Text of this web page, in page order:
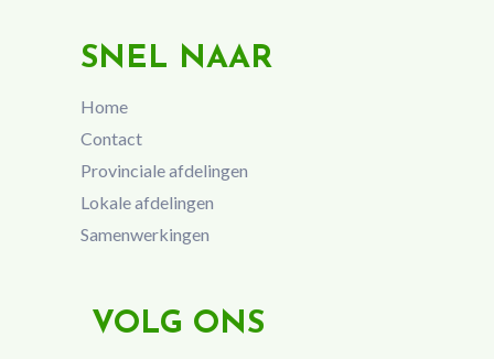
SNEL NAAR
Home
Contact
Provinciale afdelingen
Lokale afdelingen
Samenwerkingen
VOLG ONS